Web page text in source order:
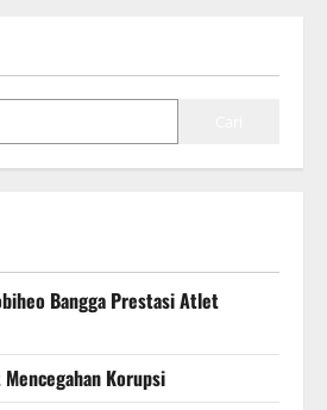
Bangga Prestasi Atlet
Korupsi